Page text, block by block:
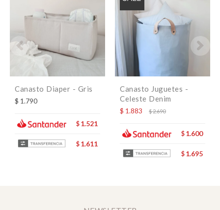
Canasto Diaper - Gris
$ 1.790
$ 1.521
$ 1.611
Canasto Juguetes -
Celeste Denim
$ 1.883 $2.690
$ 1.600
$ 1.695